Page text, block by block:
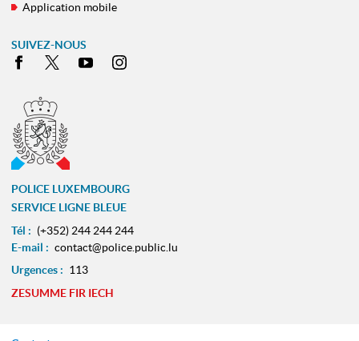
Application mobile
SUIVEZ-NOUS
Facebook
X Youtube
POLICE LUXEMBOURG
SERVICE LIGNE BLEUE
Tél : (+352) 244 244 244
E-mail : contact@police.public.lu
Urgences : 113
ZESUMME FIR IECH